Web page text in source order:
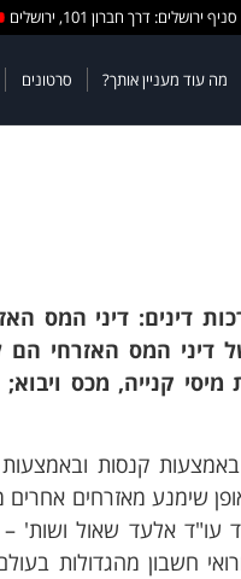
סניף ירושלים: דרך חברון 101, ירושלים
מה עוד מעניין אותך? סרטונים
דינים: דיני המס
דיני המס האזרחי
קנייה, מכס
קנסות
שימנע מאזרחים
עו"ד אלעד שאול
חשבון מהגדולות